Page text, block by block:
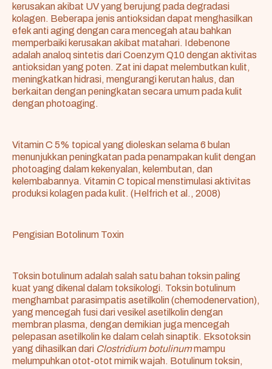
kerusakan akibat UV yang berujung pada degradasi
kolagen. Beberapa jenis antioksidan dapat menghasilkan
efek anti aging dengan cara mencegah atau bahkan
memperbaiki kerusakan akibat matahari. Idebenone
adalah analoq sintetis dari Coenzym Q10 dengan aktivitas
antioksidan yang poten. Zat ini dapat melembutkan kulit,
meningkatkan hidrasi, mengurangi kerutan halus, dan
berkaitan dengan peningkatan secara umum pada kulit
dengan photoaging.
Vitamin C 5% topical yang dioleskan selama 6 bulan
menunjukkan peningkatan pada penampakan kulit dengan
photoaging dalam kekenyalan, kelembutan, dan
kelembabannya. Vitamin C topical menstimulasi aktivitas
produksi kolagen pada kulit. (Helfrich et al., 2008)
Pengisian Botolinum Toxin
Toksin botulinum adalah salah satu bahan toksin paling
kuat yang dikenal dalam toksikologi. Toksin botulinum
menghambat parasimpatis asetilkolin (chemodenervation),
yang mencegah fusi dari vesikel asetilkolin dengan
membran plasma, dengan demikian juga mencegah
pelepasan asetilkolin ke dalam celah sinaptik. Eksotoksin
yang dihasilkan dari Clostridium botulinummampu
melumpuhkan otot-otot mimik wajah. Botulinum toksin,